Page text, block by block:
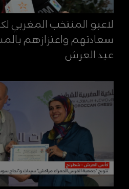
لاعبو المنتخب المغربي
سعادتهم واعتزازهم
عيد العرش